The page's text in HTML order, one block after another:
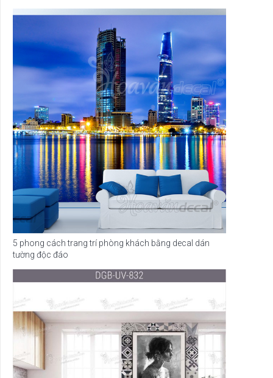
5 phong cách trang trí phòng khách bằng decal dán
tường độc đáo